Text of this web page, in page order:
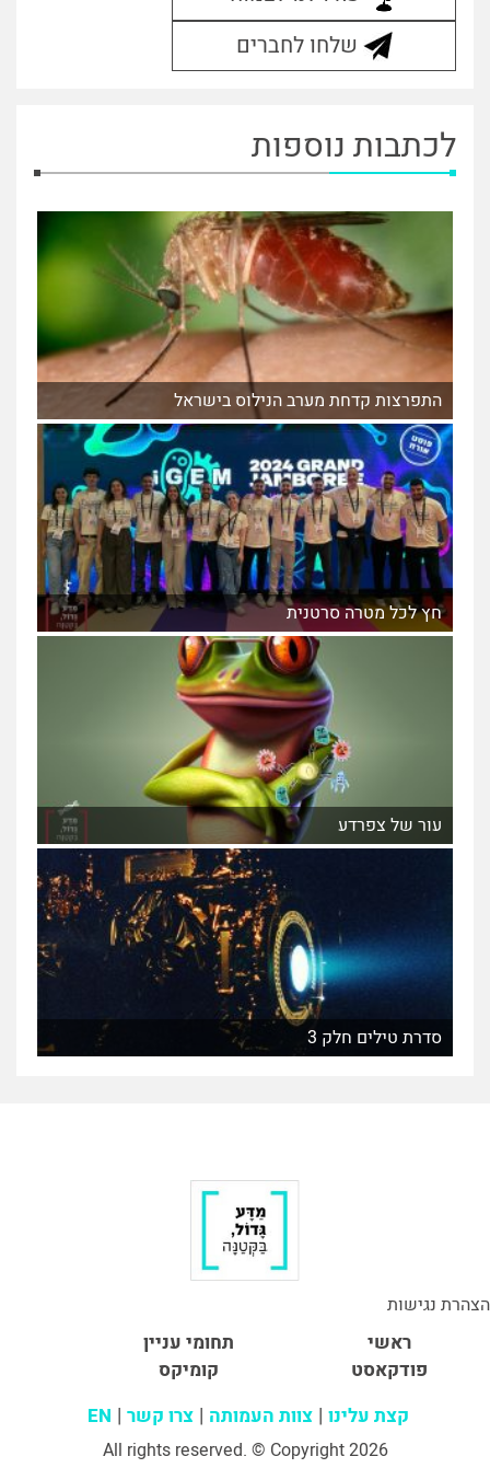
שלחו לחברים
לכתבות נוספות
התפרצות קדחת מערב הנילוס בישראל
חץ לכל מטרה סרטנית
עור של צפרדע
סדרת טילים חלק 3
הצהרת נגישות
ראשי
תחומי עניין
פודקאסט
קומיקס
קצת עלינו צוות העמותה צרו קשר EN
All rights reserved. © Copyright 2026